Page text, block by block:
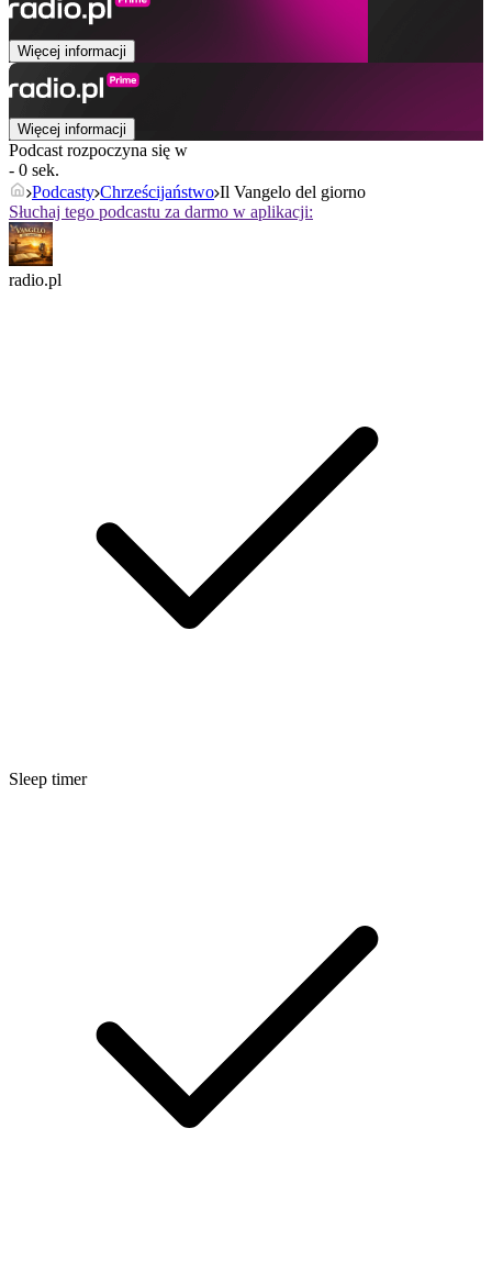
Więcej informacji
Więcej informacji
Podcast rozpoczyna się w
- 0 sek.
Podcasty Chrześcijaństwo Il Vangelo del giorno
Słuchaj tego podcastu za darmo w aplikacji:
radio.pl
Sleep timer